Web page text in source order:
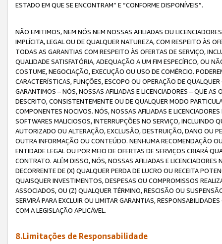
ESTADO EM QUE SE ENCONTRAM” E “CONFORME DISPONÍVEIS”.
NÃO EMITIMOS, NEM NÓS NEM NOSSAS AFILIADAS OU
IMPLÍCITA, LEGAL OU DE QUALQUER NATUREZA, COM RESPEITO ÀS
TODAS AS GARANTIAS COM RESPEITO ÀS OFERTAS DE SERVIÇO,
QUALIDADE SATISFATÓRIA, ADEQUAÇÃO A UM FIM ESPECÍFICO, OU
COSTUME, NEGOCIAÇÃO, EXECUÇÃO OU USO DE COMÉRCIO.
CARACTERÍSTICAS, FUNÇÕES, ESCOPO OU OPERAÇÃO DE
GARANTIMOS – NÓS, NOSSAS AFILIADAS E LICENCIADORES – QUE
DESCRITO, CONSISTENTEMENTE OU DE QUALQUER MODO
COMPONENTES NOCIVOS. NÓS, NOSSAS AFILIADAS E
SOFTWARES MALICIOSOS, INTERRUPÇÕES NO SERVIÇO, INCLUINDO
AUTORIZADO OU ALTERAÇÃO, EXCLUSÃO, DESTRUIÇÃO, DANO OU
OUTRA INFORMAÇÃO OU CONTEÚDO. NENHUMA RECOMENDAÇÃO
ENTIDADE LEGAL OU POR MEIO DE OFERTAS DE SERVIÇOS CRIARÁ
CONTRATO. ALÉM DISSO, NÓS, NOSSAS AFILIADAS E
DECORRENTE DE (X) QUALQUER PERDA DE LUCRO OU RECEITA
QUAISQUER INVESTIMENTOS, DESPESAS OU COMPROMISSOS
ASSOCIADOS, OU (Z) QUALQUER TÉRMINO, RESCISÃO OU
SERVIRÁ PARA EXCLUIR OU LIMITAR GARANTIAS,
COM A LEGISLAÇÃO APLICÁVEL.
8.Limitações de Responsabilidade